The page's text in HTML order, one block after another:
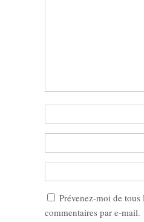
Prévenez-moi de tous
commentaires par e-mail.